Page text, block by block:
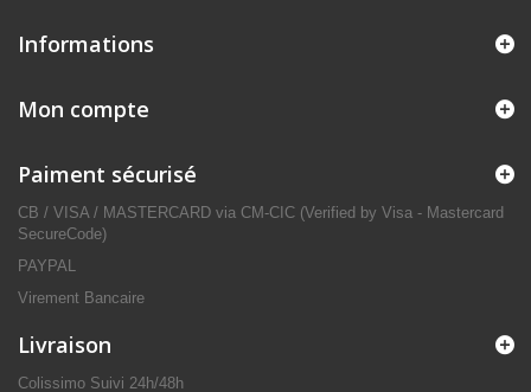
Informations
Mon compte
Paiment sécurisé
CB / VISA / MASTERCARD via CM-CIC (Verified by Visa - Mastercard
SecureCode)
PAYPAL
Virement Bancaire
Livraison
Colissimo Suivi 24h/48h